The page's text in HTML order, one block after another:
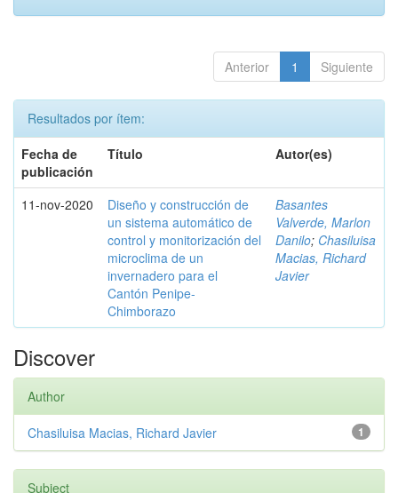
Anterior 1 Siguiente
Resultados por ítem:
Fecha de
publicación
Título Autor(es)
11-nov-2020
Diseño y construcción de
un sistema automático de
control y monitorización del
microclima de un
invernadero para el
Cantón Penipe-
Chimborazo
Basantes
Valverde, Marlon
Danilo; Chasiluisa
Macias, Richard
Javier
Discover
Author
1
Chasiluisa Macias, Richard Javier
Subject